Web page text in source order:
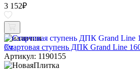
3 152₽
В наличии
Стартовая ступень ДПК Grand Line
Артикул: 1190155